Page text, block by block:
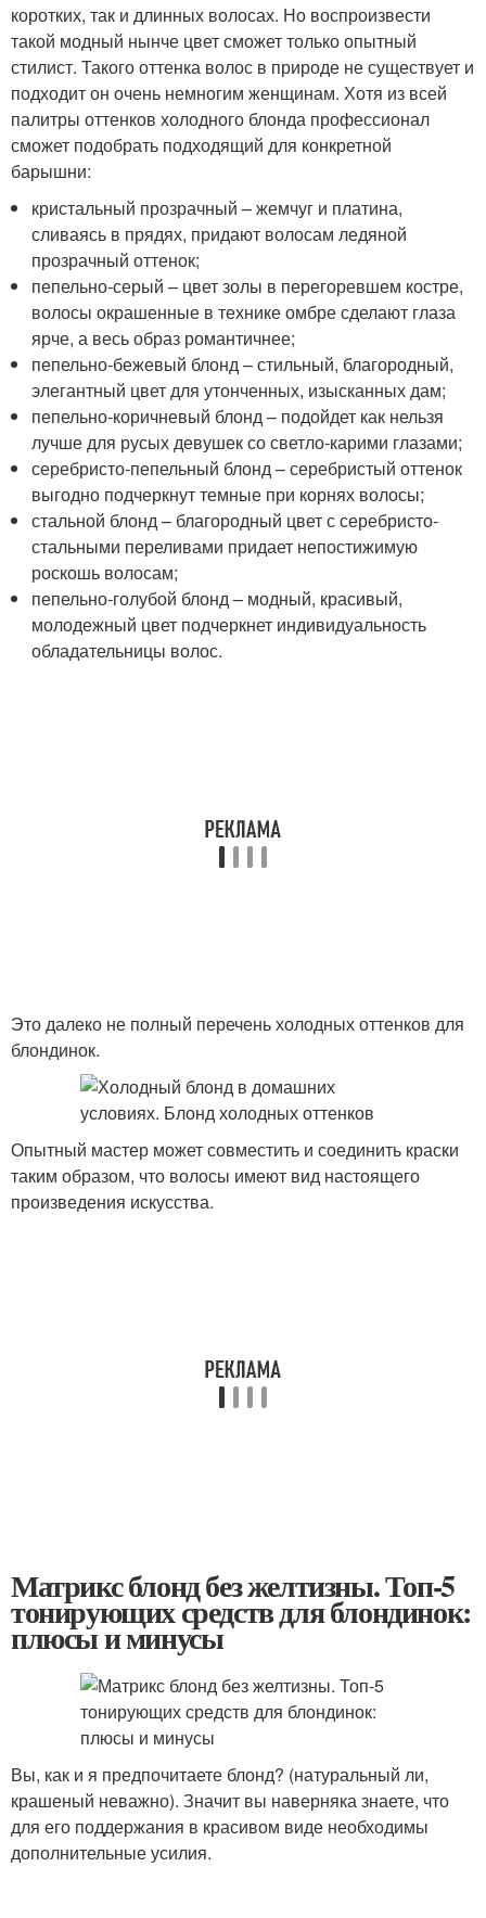
коротких, так и длинных волосах. Но воспроизвести
такой модный нынче цвет сможет только опытный
стилист. Такого оттенка волос в природе не существует и
подходит он очень немногим женщинам. Хотя из всей
палитры оттенков холодного блонда профессионал
сможет подобрать подходящий для конкретной
барышни:
кристальный прозрачный – жемчуг и платина,
сливаясь в прядях, придают волосам ледяной
прозрачный оттенок;
пепельно-серый – цвет золы в перегоревшем костре,
волосы окрашенные в технике омбре сделают глаза
ярче, а весь образ романтичнее;
пепельно-бежевый блонд – стильный, благородный,
элегантный цвет для утонченных, изысканных дам;
пепельно-коричневый блонд – подойдет как нельзя
лучше для русых девушек со светло-карими глазами;
серебристо-пепельный блонд – серебристый оттенок
выгодно подчеркнут темные при корнях волосы;
стальной блонд – благородный цвет с серебристо-
стальными переливами придает непостижимую
роскошь волосам;
пепельно-голубой блонд – модный, красивый,
молодежный цвет подчеркнет индивидуальность
обладательницы волос.
Это далеко не полный перечень холодных оттенков для
блондинок.
Опытный мастер может совместить и соединить краски
таким образом, что волосы имеют вид настоящего
произведения искусства.
Матрикс блонд без желтизны. Топ-5
тонирующих средств для блондинок:
плюсы и минусы
Вы, как и я предпочитаете блонд? (натуральный ли,
крашеный неважно). Значит вы наверняка знаете, что
для его поддержания в красивом виде необходимы
дополнительные усилия.